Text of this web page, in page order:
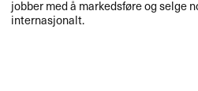
jobber med å markedsføre og selge
internasjonalt.